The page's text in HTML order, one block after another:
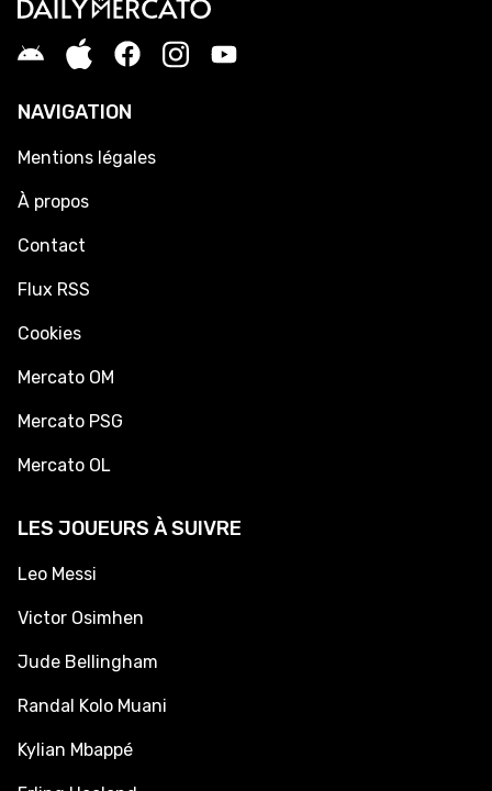
NAVIGATION
Mentions légales
À propos
Contact
Flux RSS
Cookies
Mercato OM
Mercato PSG
Mercato OL
LES JOUEURS À SUIVRE
Leo Messi
Victor Osimhen
Jude Bellingham
Randal Kolo Muani
Kylian Mbappé